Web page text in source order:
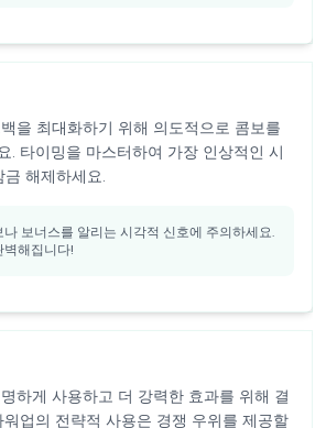
을 최대화하기 위해 의도적으로 콤보를
. 타이밍을 마스터하여 가장 인상적인 시
금 해제하세요.
나 보너스를 알리는 시각적 신호에 주의하세요.
벽해집니다!
하게 사용하고 더 강력한 효과를 위해 결
워업의 전략적 사용은 경쟁 우위를 제공할